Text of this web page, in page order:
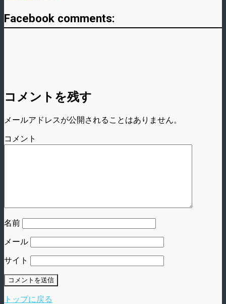
Facebook comments:
コメントを残す
メールアドレスが公開されることはありません。
コメント
名前
メール
サイト
トップに戻る